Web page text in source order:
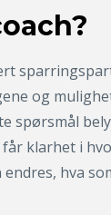
og
spørsmål
får klarhet i
hva